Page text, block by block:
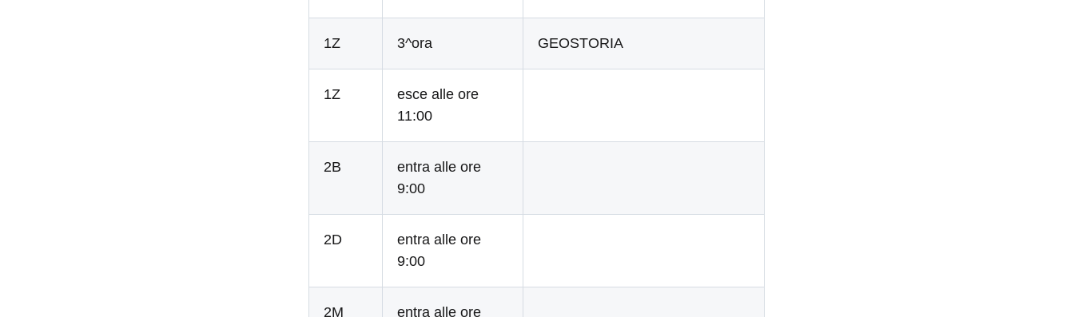
1Z 3^ora GEOSTORIA
1Z
esce alle ore
11:00
2B
entra alle ore
9:00
2D
entra alle ore
9:00
2M
entra alle ore